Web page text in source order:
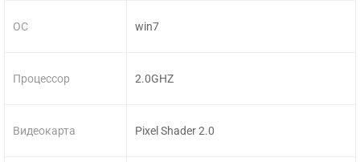
ОС
Процессор
Видеокарта
win7
2.0GHZ
Pixel Shader 2.0